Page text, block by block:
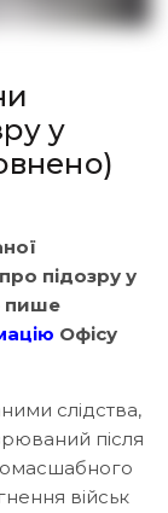
у
підозру у
пише
Офісу
слідства,
після
військ